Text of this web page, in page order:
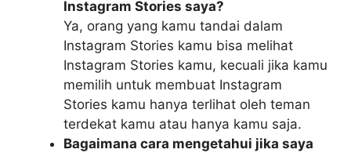
Instagram Stories saya?
Ya, orang yang kamu tandai dalam
Instagram Stories kamu bisa melihat
Instagram Stories kamu, kecuali jika kamu
memilih untuk membuat Instagram
Stories kamu hanya terlihat oleh teman
terdekat kamu atau hanya kamu saja.
Bagaimana cara mengetahui jika saya